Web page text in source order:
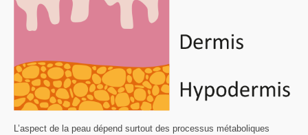
L’aspect de la peau dépend surtout des processus métaboliques